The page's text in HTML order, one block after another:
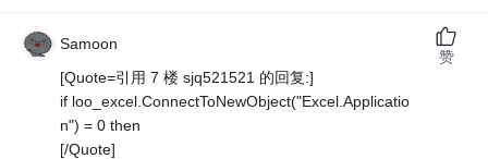
Samoon
[Quote=引用 7 楼 sjq521521 的回复:]
if loo_excel.ConnectToNewObject("Excel.Applicatio
n") = 0 then
[/Quote]
赞